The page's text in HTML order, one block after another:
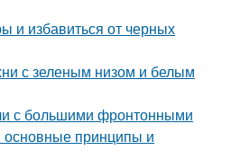
и избавиться от черных
с зеленым низом и белым
с большими фронтонными
принципы и